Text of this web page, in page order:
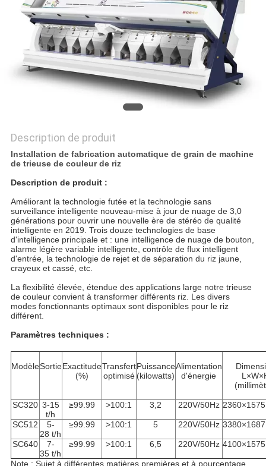
PRIVACY
POLICY
Description de produit
Installation de fabrication automatique de grain de machine
de trieuse de couleur de riz
Description de produit :
Améliorant la technologie futée et la technologie sans
surveillance intelligente nouveau-mise à jour de nuage de 3,0
générations pour ouvrir une nouvelle ère de stéréo de qualité
intelligente en 2019. Trois douze technologies de base
d'intelligence principale et : une intelligence de nuage de bouton,
alarme légère variable intelligente, contrôle de flux intelligent
d'entrée, la technologie de rejet et de séparation du riz jaune,
crayeux et cassé, etc.
La flexibilité élevée, étendue des applications large notre trieuse
de couleur convient à transformer différents riz. Les divers
modes fonctionnants optimaux sont disponibles pour le riz
différent.
Paramètres techniques :
ModèleSortieExactitude
(%)
Transfert
optimisé
Puissance
(kilowatts)
Alimentation
d'énergie
SC320 3-15
t/h
≥99.99 >100:1 3,2 220V/50Hz
SC512
5-
28t/h
≥99.99 >100:1 5 220V/50Hz
SC640
7-
35t/h
≥99.99 >100:1 6,5 220V/50Hz
Note : Sujet à différentes matières premières et à pourcentage